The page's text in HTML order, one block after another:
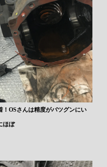
OSさんは精度がバツグンにい
ほぼ